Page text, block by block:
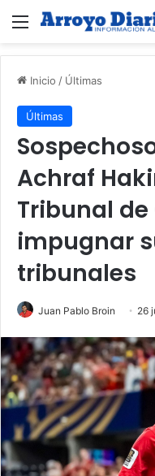
Menú
Inicio / Últimas
Últimas
Achraf
Tribunal
impugnar
tribunales
Juan Pablo Broin 26